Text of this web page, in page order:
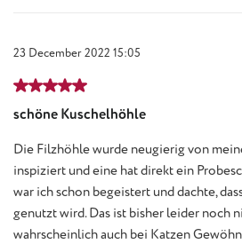
23 December 2022 15:05
Review with rating of 5 out of 5 stars
schöne Kuschelhöhle
Die Filzhöhle wurde neugierig von
inspiziert und eine hat direkt ein
war ich schon begeistert und dachte,
genutzt wird. Das ist bisher leider noch
wahrscheinlich auch bei Katzen